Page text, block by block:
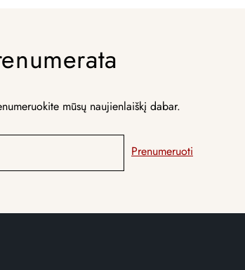
mūsų naujienlaiškį dabar.
Prenumeruoti